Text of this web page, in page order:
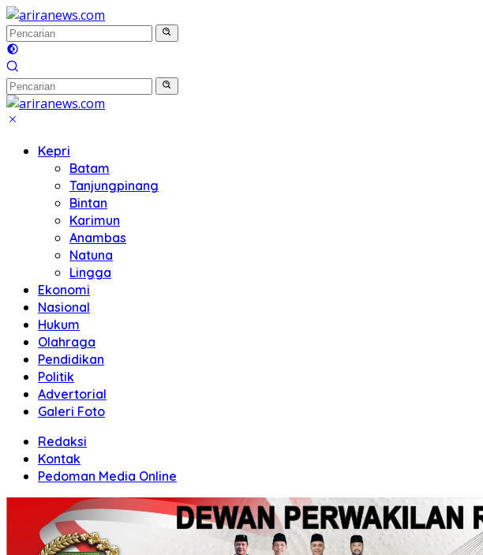
Langsung
ke
konten
Kepri
Batam
Tanjungpinang
Bintan
Karimun
Anambas
Natuna
Lingga
Ekonomi
Nasional
Hukum
Olahraga
Pendidikan
Politik
Advertorial
Galeri Foto
Redaksi
Kontak
Pedoman Media Online